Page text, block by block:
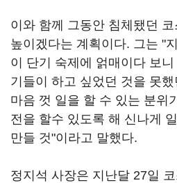
이와 함께 그동안 침체됐던 코
높이겠다는 계획이다. 그는 "
이 단기 숙제에 얽매이다 보
기들이 하고 싶었던 것을 못
마음 껏 일을 할 수 있는 분위
전을 할수 있도록 해 신나게
만들 것"이라고 말했다.
정지석 사장은 지난달 27일